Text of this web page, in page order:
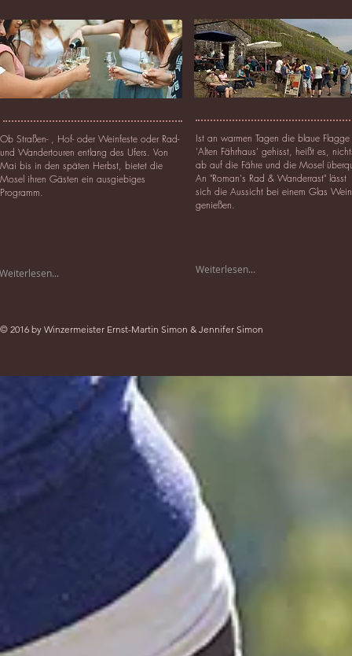
Ob Straßen- , Hof- oder Weinfeste oder Rad-
und Wandertouren entlang des Ufers. Von
Mai bis in den späten Herbst, bietet die
Mosel ihren Gästen ein ausgiebiges
Programm.
Ist an warmen Tagen die blaue
'Alten Fährhaus' gehisst, heißt es,
ab auf die Fähre und die Mosel
An "Roman's Rad & Wanderrast" lässt
sich die Aussicht bei einem Glas Wein
genießen.
Weiterlesen... Weiterlesen...
© 2016 by Winzermeister Ernst-Martin Simon & Jennifer Simon